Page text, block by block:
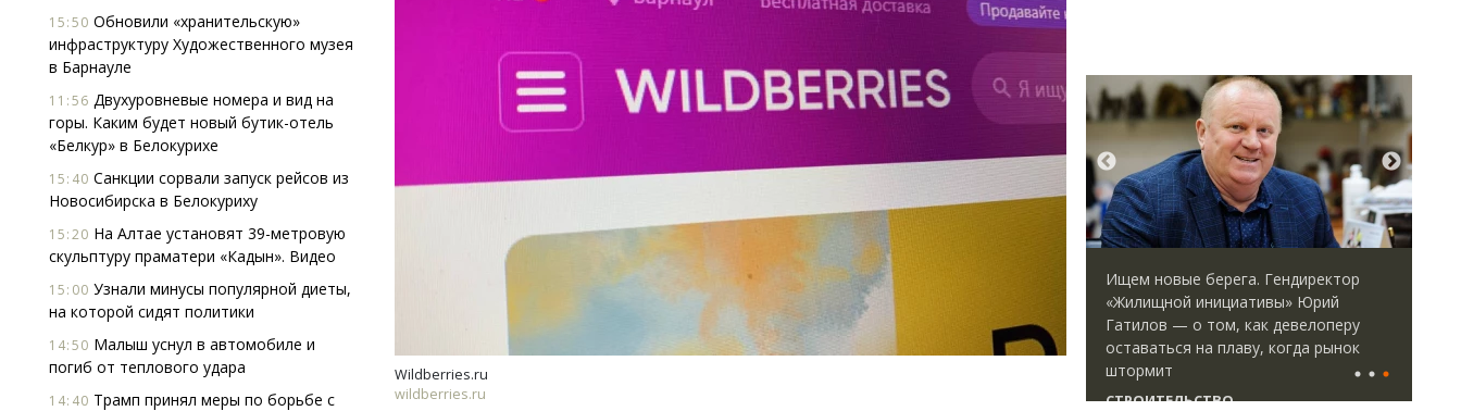
15:50 Обновили «хранительскую»
инфраструктуру Художественного музея
в Барнауле
11:56 Двухуровневые номера и вид на
горы. Каким будет новый бутик-отель
«Белкур» в Белокурихе
15:40 Санкции сорвали запуск рейсов из
Новосибирска в Белокуриху
15:20 На Алтае установят 39-метровую
скульптуру праматери «Кадын». Видео
15:00 Узнали минусы популярной диеты,
на которой сидят политики
14:50 Малыш уснул в автомобиле и
погиб от теплового удара
14:40 Трамп принял меры по борьбе с
Wildberries.ru
wildberries.ru
Ищем новые берега. Гендиректор
«Жилищной инициативы» Юрий
Гатилов — о том, как девелоперу
оставаться на плаву, когда рынок
штормит
СТРОИТЕЛЬСТВО
Архитектурный код начинается с
земли. Мощение крупноформатными
плитами становится новым
стандартом благоустройства
СТРОИТЕЛЬСТВО
Смелость архитектурных идей.
Генеральный директор компании
ЗИАС — об эстетике городов,
трендах в фасадах и развитии рынка
Ищем новые берега. Гендиректор
«Жилищной инициативы» Юрий
Гатилов — о том, как девелоперу
оставаться на плаву, когда рынок
штормит
СТРОИТЕЛЬСТВО